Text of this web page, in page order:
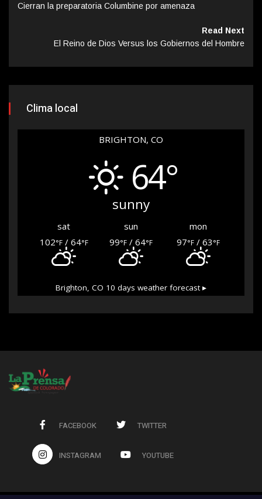
Cierran la preparatoria Columbine por amenaza
Read Next
El Reino de Dios Versus los Gobiernos del Hombre
Clima local
BRIGHTON, CO
64°
sunny
sat sun
mon
102°F/ 64°F 99°F/ 64°F 97°F/ 63°F
Brighton, CO 10 days weather forecast ▸
FACEBOOK TWITTER
INSTAGRAM YOUTUBE